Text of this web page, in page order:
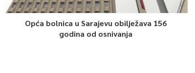
Opća bolnica u Sarajevu obilježava 156
godina od osnivanja